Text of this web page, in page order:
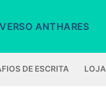
DE ESCRITA LOJA